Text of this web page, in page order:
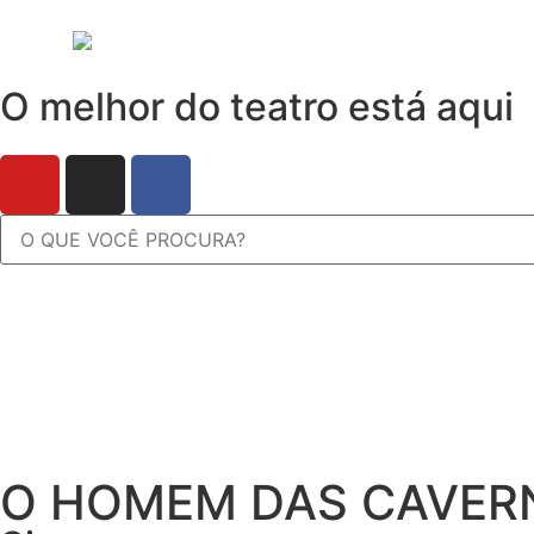
O melhor do teatro está aqui
O HOMEM DAS